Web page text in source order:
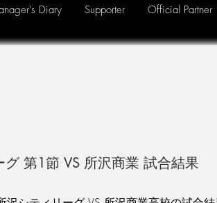
Diary Supporter Official Partner
第1節 VS 所沢商業 試合結果